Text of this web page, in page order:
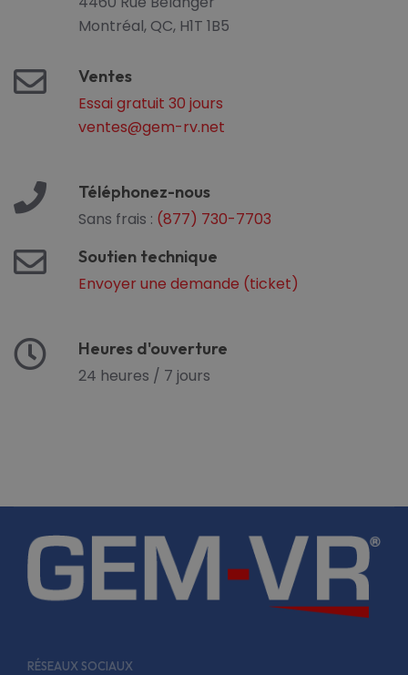
Montréal, QC, H1T 1B5
Ventes
Essai gratuit 30 jours
ventes@gem-rv.net
Téléphonez-nous
Sans frais : (877) 730-7703
Soutien technique
Envoyer une demande (ticket)
Heures d'ouverture
24 heures / 7 jours
RÉSEAUX SOCIAUX